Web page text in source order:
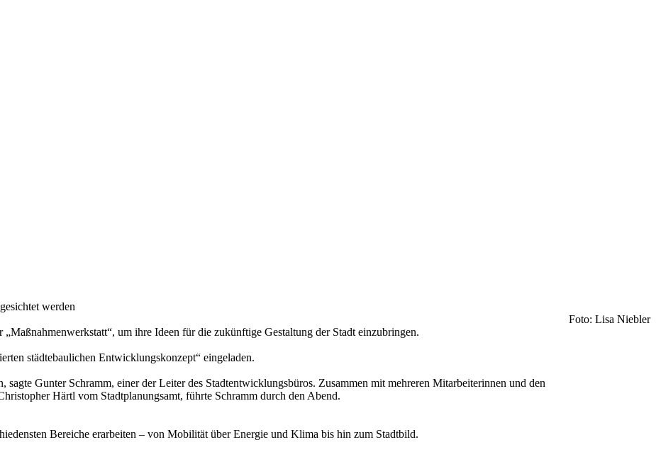
werden
Foto: Lisa Niebler
um ihre Ideen für die zukünftige Gestaltung der Stadt einzubringen.
städtebaulichen Entwicklungskonzept“ eingeladen.
sagte Gunter Schramm, einer der Leiter des Stadtentwicklungsbüros. Zusammen mit mehreren Mitarbeiterinnen und den
Härtl vom Stadtplanungsamt, führte Schramm durch den Abend.
Bereiche erarbeiten – von Mobilität über Energie und Klima bis hin zum Stadtbild.